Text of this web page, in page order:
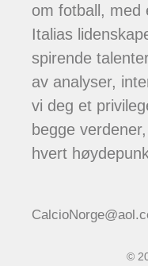
om fotball, med
Italias
spirende
av analyser,
vi deg et
begge
hvert
©